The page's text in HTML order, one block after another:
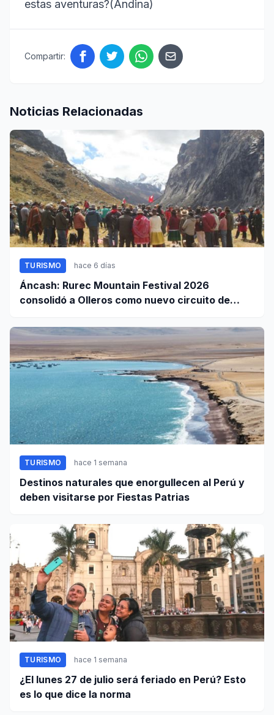
estas aventuras?(Andina)
Compartir:
Noticias Relacionadas
TURISMO hace 6 días
Áncash: Rurec Mountain Festival 2026
consolidó a Olleros como nuevo circuito de
TURISMO hace 1 semana
Destinos naturales que enorgullecen al Perú y
deben visitarse por Fiestas Patrias
TURISMO hace 1 semana
¿El lunes 27 de julio será feriado en Perú? Esto
es lo que dice la norma